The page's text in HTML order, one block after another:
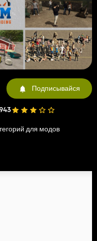
Подписывайся
для модов